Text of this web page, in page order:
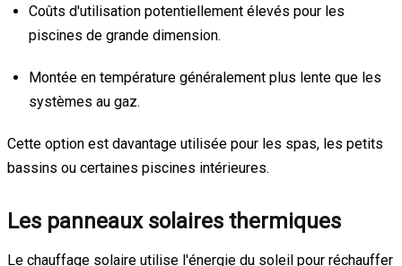
Coûts d'utilisation potentiellement élevés pour les
piscines de grande dimension.
Montée en température généralement plus lente que les
systèmes au gaz.
Cette option est davantage utilisée pour les spas, les petits
bassins ou certaines piscines intérieures.
Les panneaux solaires thermiques
Le chauffage solaire utilise l'énergie du soleil pour réchauffer